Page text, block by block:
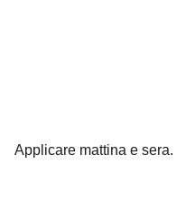
Applicare mattina e sera.